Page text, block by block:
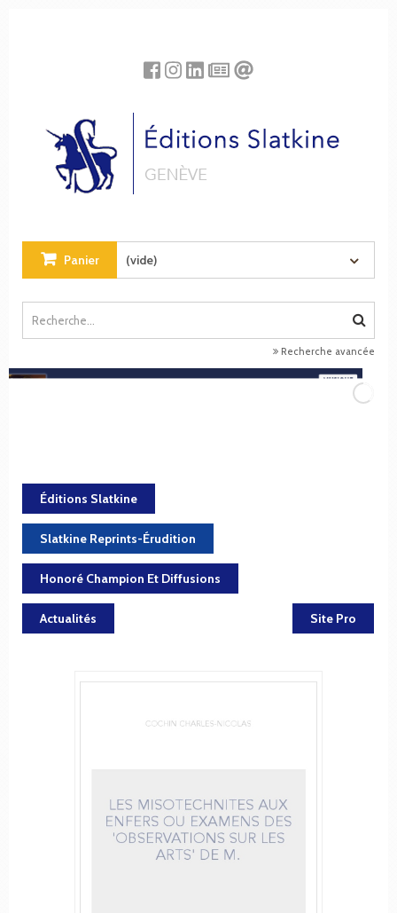
Panier (vide)
Recherche avancée
Éditions Slatkine
Slatkine Reprints-Érudition
Honoré Champion Et Diffusions
Actualités Site Pro